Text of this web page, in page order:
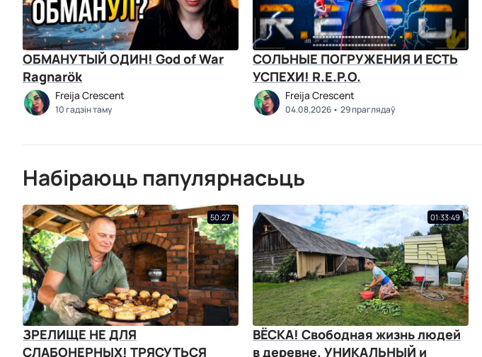
ОБМАНУТЫЙ ОДИН! God of War
Ragnarök
Freija Crescent
10 гадзін таму
СОЛЬНЫЕ ПОГРУЖЕНИЯ И ЕСТЬ
УСПЕХИ! R.E.P.O.
Freija Crescent
04.08.2026 29 праглядаў
Набіраюць папулярнасьць
50:27
ЗРЕЛИЩЕ НЕ ДЛЯ
СЛАБОНЕРНЫХ! ТРЯСУТЬСЯ
01:33:49
ВЁСКА! Свободная жизнь людей
в деревне. УНИКАЛЬНЫЙ и